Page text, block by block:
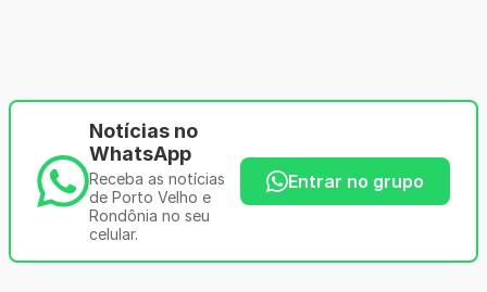
Notícias no
WhatsApp
Receba as notícias
de Porto Velho e
Rondônia no seu
celular.
Entrar no grupo